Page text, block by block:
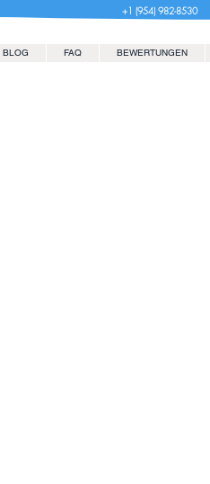
+1 (954) 982-8530
BLOG FAQ BEWERTUNGEN